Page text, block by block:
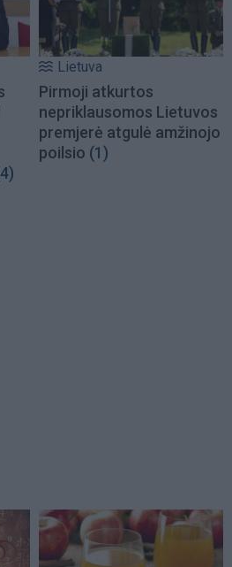
Lietuva
Pirmoji atkurtos
nepriklausomos Lietuvos
premjerė atgulė amžinojo
poilsio (1)